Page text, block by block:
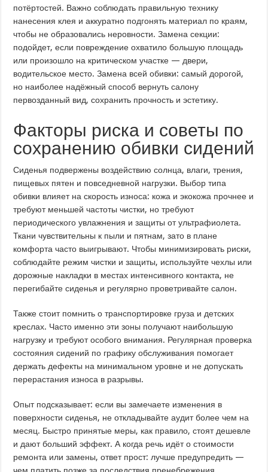
потёртостей. Важно соблюдать правильную технику
нанесения клея и аккуратно подгонять материал по краям,
чтобы не образовались неровности. Замена секции:
подойдет, если повреждение охватило большую площадь
или произошло на критическом участке — двери,
водительское место. Замена всей обивки: самый дорогой,
но наиболее надёжный способ вернуть салону
первозданный вид, сохранить прочность и эстетику.
Факторы риска и советы по
сохранению обивки сидений
Сиденья подвержены воздействию солнца, влаги, трения,
пищевых пятен и повседневной нагрузки. Выбор типа
обивки влияет на скорость износа: кожа и экокожа прочнее и
требуют меньшей частоты чистки, но требуют
периодического увлажнения и защиты от ультрафиолета.
Ткани чувствительны к пыли и пятнам, зато в плане
комфорта часто выигрывают. Чтобы минимизировать риски,
соблюдайте режим чистки и защиты, используйте чехлы или
дорожные накладки в местах интенсивного контакта, не
перегибайте сиденья и регулярно проветривайте салон.
Также стоит помнить о транспортировке груза и детских
креслах. Часто именно эти зоны получают наибольшую
нагрузку и требуют особого внимания. Регулярная проверка
состояния сидений по графику обслуживания помогает
держать дефекты на минимальном уровне и не допускать
перерастания износа в разрывы.
Опыт подсказывает: если вы замечаете изменения в
поверхности сиденья, не откладывайте аудит более чем на
месяц. Быстро принятые меры, как правило, стоят дешевле
и дают больший эффект. А когда речь идёт о стоимости
ремонта или замены, ответ прост: лучше предупредить —
чем платить позже за последствия пренебрежения.